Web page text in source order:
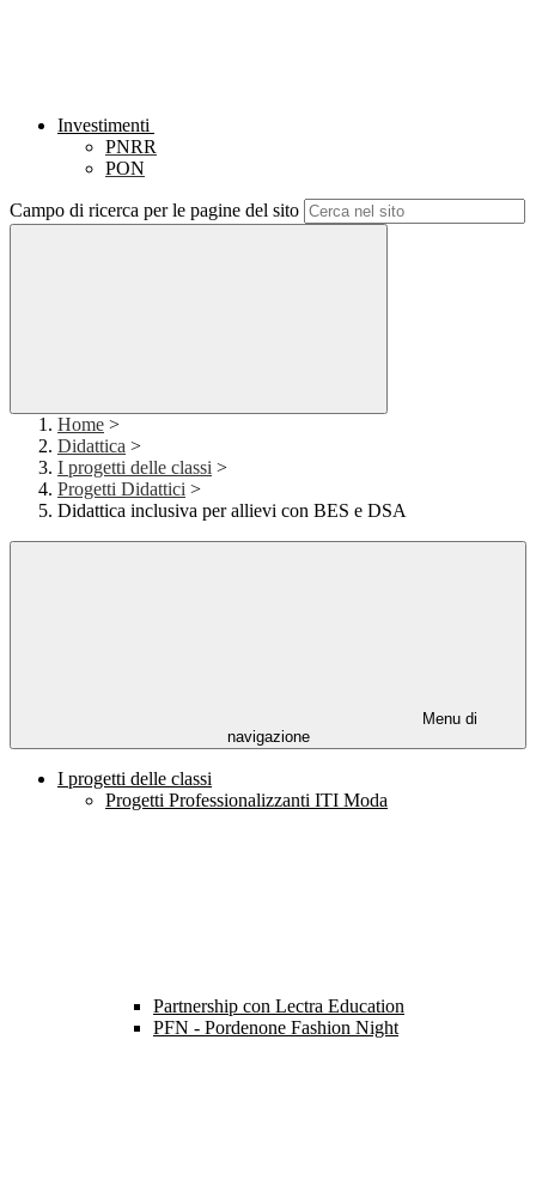
Investimenti
PNRR
PON
Campo di ricerca per le pagine del sito
Home >
Didattica >
I progetti delle classi >
Progetti Didattici >
Didattica inclusiva per allievi con BES e DSA
Menu di
navigazione
I progetti delle classi
Progetti Professionalizzanti ITI Moda
Partnership con Lectra Education
PFN - Pordenone Fashion Night